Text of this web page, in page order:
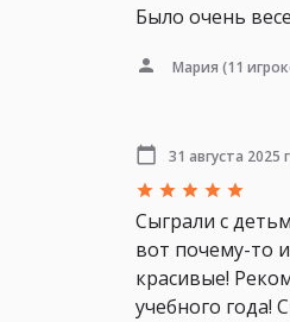
Было очень
Мария (11
31 августа 2025
Сыграли с
вот почему-то
красивые!
учебного года!